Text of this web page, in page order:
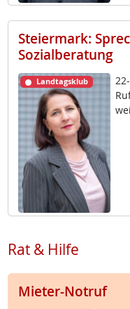
Steiermark:
Sozialberatung
Landtagsklub
Rat & Hilfe
Mieter-Notruf